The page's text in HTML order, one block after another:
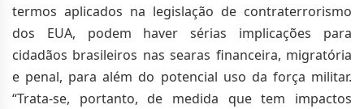
termos aplicados na legislação de contraterrorismo
dos EUA, podem haver sérias implicações para
cidadãos brasileiros nas searas financeira, migratória
e penal, para além do potencial uso da força militar.
“Trata-se, portanto, de medida que tem impactos